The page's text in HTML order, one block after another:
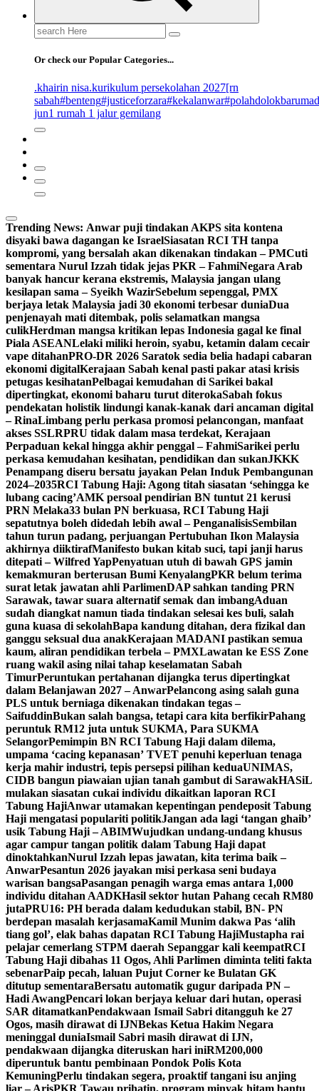
Search
for:
Or check our Popular Categories...
.khairin nisa.kurikulum persekolahan 2027[rn
sabah#benteng#justiceforzara#kekalanwar
jun1 rumah 1 jalur gemilang
Trending News: Anwar puji tindakan AKPS sita kontena
disyaki bawa dagangan ke IsraelSiasatan RCI TH tanpa
kompromi, yang bersalah akan dikenakan tindakan – PMCuti
sementara Nurul Izzah tidak jejas PKR – FahmiNegara Arab
banyak hancur kerana ekstremis, Malaysia jangan ulang
kesilapan sama – Syeikh WazirSebelum sepenggal, PMX
berjaya letak Malaysia jadi 30 ekonomi terbesar duniaDua
penjenayah mati ditembak, polis selamatkan mangsa
culikHerdman mangsa kritikan lepas Indonesia gagal ke final
Piala ASEANLelaki miliki heroin, syabu, ketamin dalam cecair
vape ditahanPRO-DR 2026 Saratok sedia belia hadapi cabaran
ekonomi digitalKerajaan Sabah kenal pasti pakar atasi krisis
petugas kesihatanPelbagai kemudahan di Sarikei bakal
dipertingkat, ekonomi baharu turut diterokaSabah fokus
pendekatan holistik lindungi kanak-kanak dari ancaman digital
– RinaLimbang perlu perkasa promosi pelancongan, manfaat
akses SSLRPRU tidak dalam masa terdekat, Kerajaan
Perpaduan kekal hingga akhir penggal – FahmiSarikei perlu
perkasa kemudahan kesihatan, pendidikan dan sukanJKKK
Penampang diseru bersatu jayakan Pelan Induk Pembangunan
2024–2035RCI Tabung Haji: Agong titah siasatan ‘sehingga ke
lubang cacing’AMK persoal pendirian BN tuntut 21 kerusi
PRN Melaka33 bulan PN berkuasa, RCI Tabung Haji
sepatutnya boleh didedah lebih awal – PenganalisisSembilan
tahun turun padang, perjuangan Pertubuhan Ikon Malaysia
akhirnya diiktirafManifesto bukan kitab suci, tapi janji harus
ditepati – Wilfred YapPenyatuan utuh di bawah GPS jamin
kemakmuran berterusan Bumi KenyalangPKR belum terima
surat letak jawatan ahli ParlimenDAP sahkan tanding PRN
Sarawak, tawar suara alternatif semak dan imbangAduan
sudah diangkat namun tiada tindakan selesai kes buli, salah
guna kuasa di sekolahBapa kandung ditahan, dera fizikal dan
ganggu seksual dua anakKerajaan MADANI pastikan semua
kaum, aliran pendidikan terbela – PMXLawatan ke ESS Zone
ruang wakil asing nilai tahap keselamatan Sabah
TimurPeruntukan pertahanan dijangka terus dipertingkat
dalam Belanjawan 2027 – AnwarPelancong asing salah guna
PLS untuk berniaga dikenakan tindakan tegas –
SaifuddinBukan salah bangsa, tetapi cara kita berfikirPahang
peruntuk RM12 juta untuk SUKMA, Para SUKMA
SelangorPemimpin BN RCI Tabung Haji dalam dilema,
umpama ‘cacing kepanasan’ TVET penuhi keperluan tenaga
kerja mahir industri, tepis persepsi pilihan keduaUNIMAS,
CIDB bangun piawaian ujian tanah gambut di SarawakHASiL
mulakan siasatan cukai individu dikaitkan laporan RCI
Tabung HajiAnwar utamakan kepentingan pendeposit Tabung
Haji mengatasi populariti politikJangan ada lagi ‘tangan ghaib’
usik Tabung Haji – ABIMWujudkan undang-undang khusus
agar campur tangan politik dalam Tabung Haji dapat
dinoktahkanNurul Izzah lepas jawatan, kita terima baik –
AnwarPesantun 2026 jayakan misi perkasa seni budaya
warisan bangsaPasangan penagih warga emas antara 1,000
individu ditahan AADKHasil sektor hutan Pahang cecah RM80
jutaPRU16: PH berada dalam kedudukan stabil, BN- PN
berdepan masalah kerjasamaKamil Munim dakwa Pas ‘alih
tiang gol’, elak bahas dapatan RCI Tabung HajiMustapha rai
pelajar cemerlang STPM daerah Sepanggar kali keempatRCI
Tabung Haji dibahas 11 Ogos, Ahli Parlimen diminta teliti fakta
sebenarPaip pecah, laluan Pujut Corner ke Bulatan GK
ditutup sementaraBersatu automatik gugur daripada PN –
Hadi AwangPencari lokan berjaya keluar dari hutan, operasi
SAR ditamatkanPendakwaan Ismail Sabri ditangguh ke 27
Ogos, masih dirawat di IJNBekas Ketua Hakim Negara
meninggal duniaIsmail Sabri masih dirawat di IJN,
pendakwaan dijangka diteruskan hari iniRM200,000
diperuntuk bantu pembinaan Pondok Polis Kota
KemuningPerlu tindakan segera, proaktif tangani isu anjing